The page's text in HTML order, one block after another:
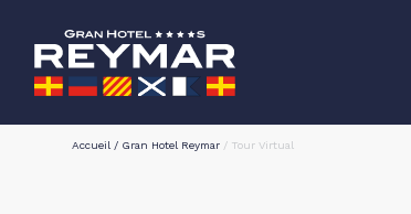
Accueil / Gran Hotel Reymar / Tour Virtual